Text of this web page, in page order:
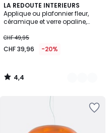
LA REDOUTE INTERIEURS
Applique ou plafonnier fleur,
céramique et verre opaline,
CHF 49,95
CHF 39,96 -20%
4,4
/ 5
4
Couleurs
4,4
/